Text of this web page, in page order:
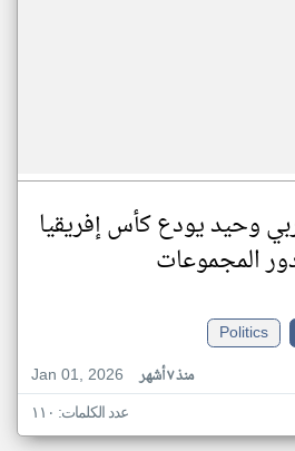
وحيد يودع كأس إفريقيا
Politics
Jan 01, 2026
منذ ٧ أشهر
عدد الكلمات: ١١٠